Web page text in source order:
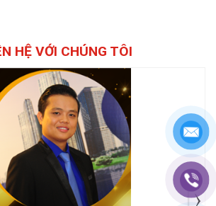
HỆ VỚI CHÚNG TÔI